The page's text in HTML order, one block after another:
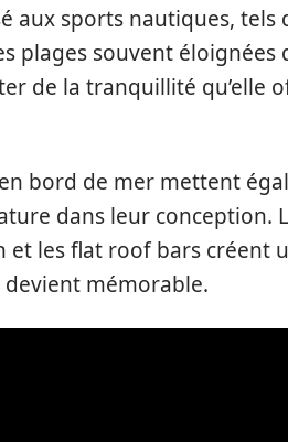
aux sports nautiques,
plages souvent
de la tranquillité qu’elle
bord de mer mettent
dans leur conception.
et les flat roof bars créent
mémorable.